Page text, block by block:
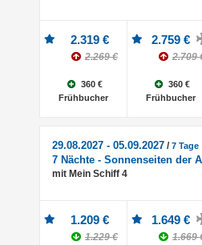
2.319 €
2.269 €
360 €
Frühbucher
2.759 €
2.709
360 €
Frühbucher
29.08.2027 - 05.09.2027 /7 Tage
7 Nächte - Sonnenseiten der
mit Mein Schiff 4
1.209 €
1.229 €
1.649 €
1.669